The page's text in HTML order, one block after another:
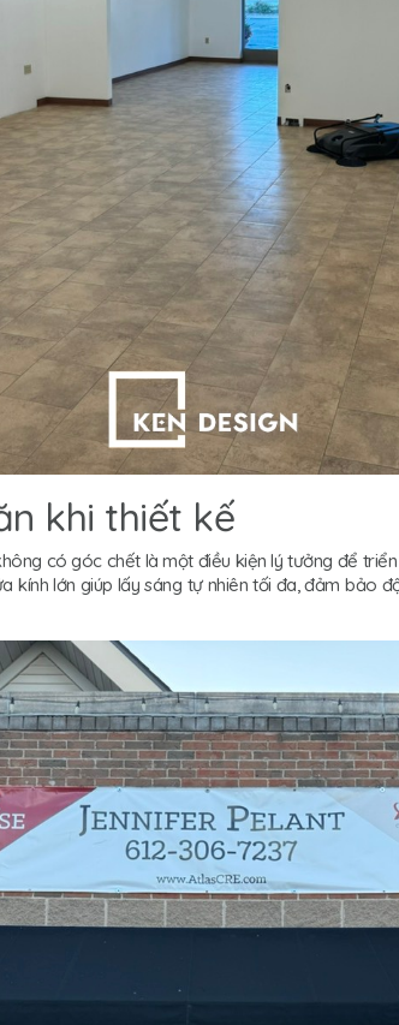
khi thiết kế
có góc chết là một điều kiện lý tưởng để
kính lớn giúp lấy sáng tự nhiên tối đa, đảm bảo